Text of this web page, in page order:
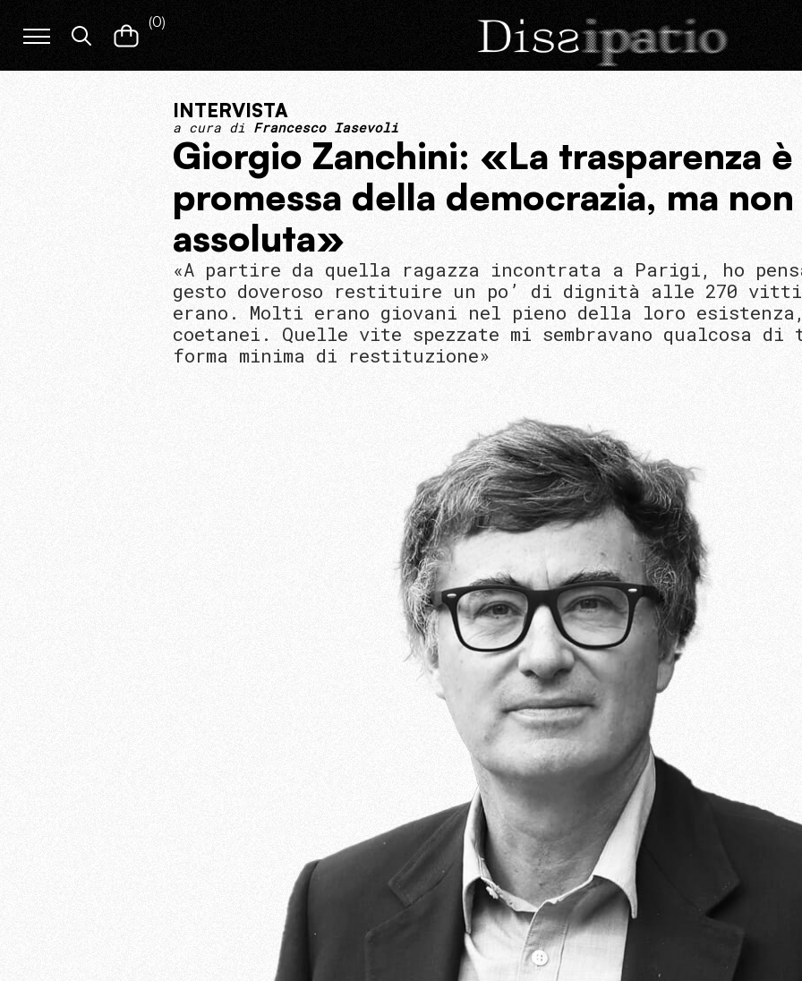
(0)
INTERVISTA
a cura di Francesco Iasevoli
Giorgio Zanchini: «La trasparenza è
promessa della democrazia, ma
assoluta»
«A partire da quella ragazza incontrata a Parigi, ho
gesto doveroso restituire un po’ di dignità alle 270
erano. Molti erano giovani nel pieno della loro
coetanei. Quelle vite spezzate mi sembravano qualcosa
forma minima di restituzione»